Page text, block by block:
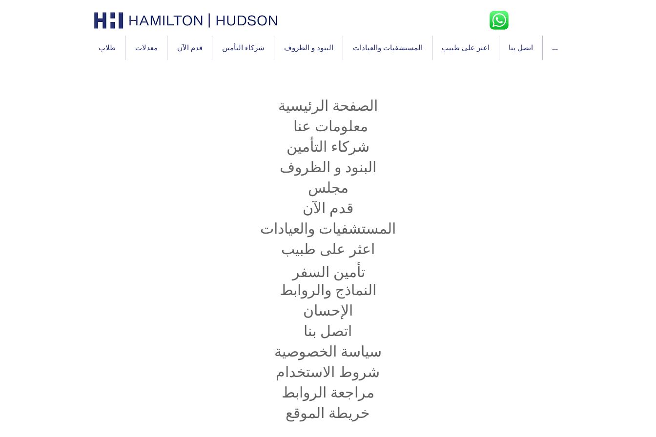
طلاب معدلات قدم الآن شركاء التأمين البنود و الظروف المستشفيات والعيادات اعثر على طبيب اتصل بنا ...
الصفحة الرئيسية
معلومات عنا
شركاء التأمين
البنود و الظروف
مجلس
قدم الآن
المستشفيات والعيادات
اعثر على طبيب
تأمين السفر
النماذج والروابط
الإحسان
اتصل بنا
سياسة الخصوصية
شروط الاستخدام
مراجعة الروابط
خريطة الموقع